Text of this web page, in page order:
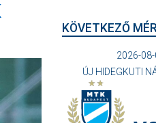
KÖVETKEZŐ
2026-
ÚJ HIDEGKUTI